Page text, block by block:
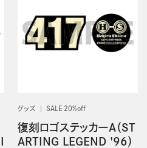
グッズ SALE 20%off
復刻ロゴステッカーA（ST
ARTING LEGEND '96）